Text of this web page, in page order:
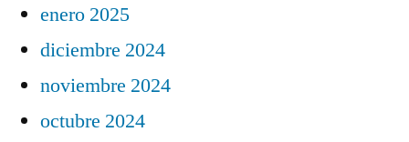
enero 2025
diciembre 2024
noviembre 2024
octubre 2024